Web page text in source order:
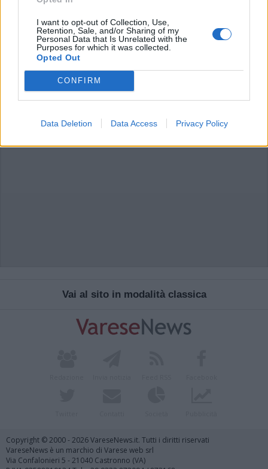
I want to opt-out of Collection, Use,
Retention, Sale, and/or Sharing of my
Personal Data that Is Unrelated with the
Purposes for which it was collected.
Opted Out
CONFIRM
Data Deletion Data Access Privacy Policy
L'email è richiesta ma non verrà mostrata ai visitatori. Il contenuto di questo
commento esprime il pensiero dell'autore e non rappresenta la linea editoriale
di VareseNews.it, che rimane autonoma e indipendente. I messaggi inclusi nei
commenti non sono testi giornalistici, ma post inviati dai singoli lettori che
possono essere automaticamente pubblicati senza filtro preventivo. I commenti
che includano uno o più link a siti esterni verranno rimossi in automatico dal
Vai al sito in modalità classica
Copyright © 2000 - 2026 VareseNews.it. Tutti i diritti riservati
VareseNews è un marchio di Varese web srl
Via Confalonieri 5 - 21040 Castronno (VA)